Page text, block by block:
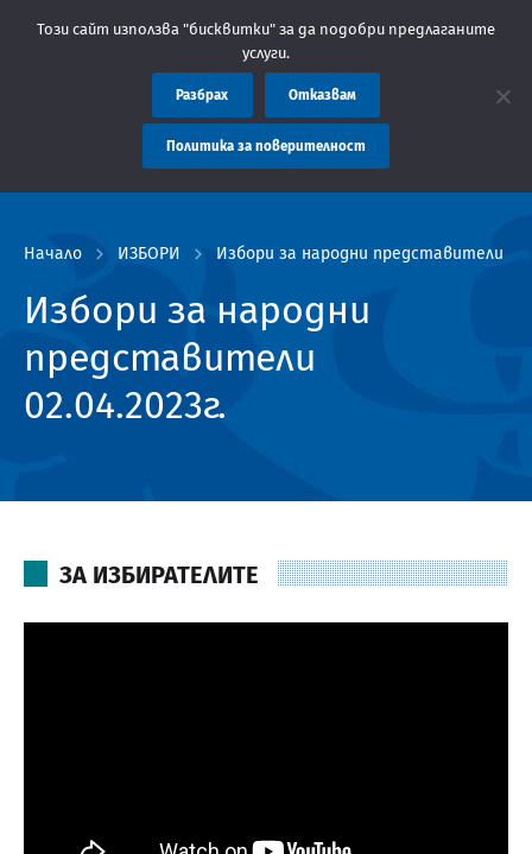
Областна администрация Пловдив препоръчва заплащането
Начало ИЗБОРИ Избори за народни представители
Избори за народни
представители
02.04.2023г.
ЗА ИЗБИРАТЕЛИТЕ
Този сайт използва "бисквитки" за да подобри предлаганите
услуги.
Разбрах Отказвам
Политика за поверителност